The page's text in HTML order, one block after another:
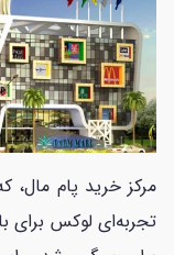
تجربه‌ای لوکس برای